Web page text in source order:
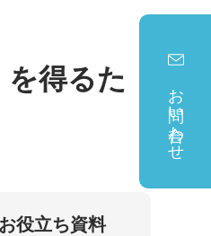
お問い合わせ
得るた
お役立ち資料